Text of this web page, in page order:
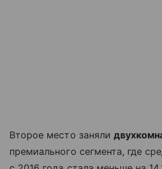
Второе место заняли
премиального сегмента, где